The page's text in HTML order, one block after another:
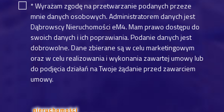
* Wyrażam zgodę na przetwarzanie podanych przeze
mnie danych osobowych. Administratorem danych jest
Dąbrowscy Nieruchomości eM4. Mam prawo dostępu do
swoich danych i ich poprawiania. Podanie danych jest
dobrowolne. Dane zbierane są w celu marketingowym
oraz w celu realizowania i wykonania zawartej umowy lub
do podjęcia działań na Twoje żądanie przed zawarciem
umowy.